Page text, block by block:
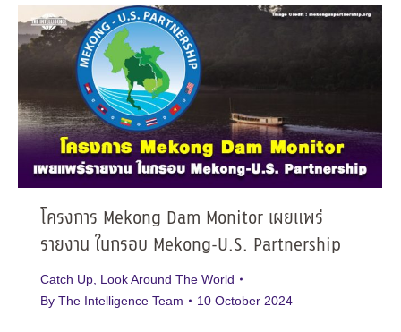
โครงการ Mekong Dam Monitor เผยแพร่
รายงาน ในกรอบ Mekong-U.S. Partnership
Catch Up Look Around The World
By The Intelligence Team 10 October 2024